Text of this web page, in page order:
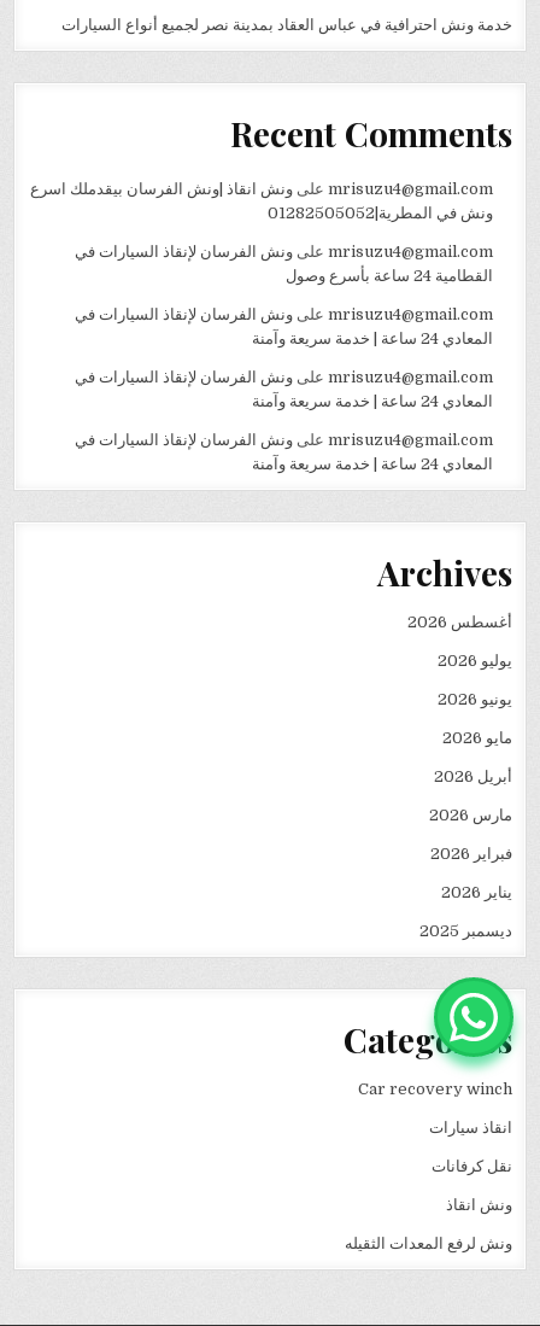
خدمة ونش احترافية في عباس العقاد بمدينة نصر لجميع أنواع السيارات
Recent Comments
mrisuzu4@gmail.comعلى ونش انقاذ |ونش الفرسان بيقدملك اسرع
ونش في المطرية|01282505052
mrisuzu4@gmail.comعلى ونش الفرسان لإنقاذ السيارات في
القطامية 24 ساعة بأسرع وصول
mrisuzu4@gmail.comعلى ونش الفرسان لإنقاذ السيارات في
المعادي 24 ساعة | خدمة سريعة وآمنة
mrisuzu4@gmail.comعلى ونش الفرسان لإنقاذ السيارات في
المعادي 24 ساعة | خدمة سريعة وآمنة
mrisuzu4@gmail.comعلى ونش الفرسان لإنقاذ السيارات في
المعادي 24 ساعة | خدمة سريعة وآمنة
Archives
أغسطس 2026
يوليو 2026
يونيو 2026
مايو 2026
أبريل 2026
مارس 2026
فبراير 2026
يناير 2026
ديسمبر 2025
Categories
Car recovery winch
انقاذ سيارات
نقل كرفانات
ونش انقاذ
ونش لرفع المعدات الثقيله